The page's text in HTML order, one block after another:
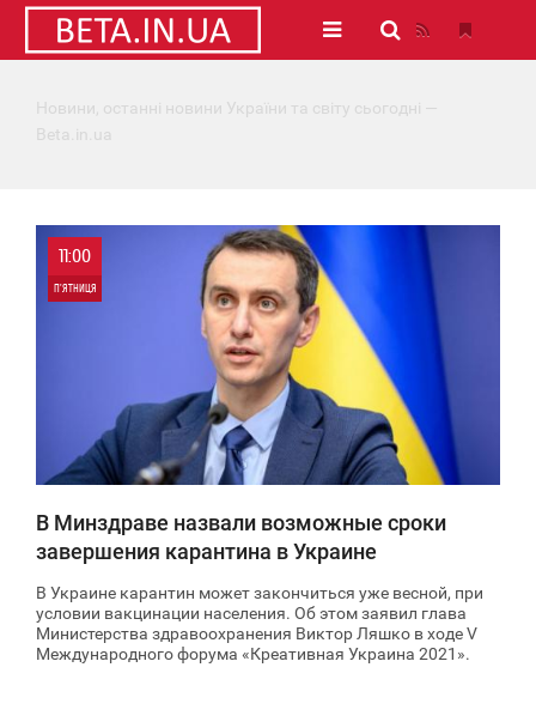
Новини, останні новини України та світу сьогодні —
Beta.in.ua
11:00
П'ЯТНИЦЯ
В Минздраве назвали возможные сроки
завершения карантина в Украине
В Украине карантин может закончиться уже весной, при
условии вакцинации населения. Об этом заявил глава
Министерства здравоохранения Виктор Ляшко в ходе V
Международного форума «Креативная Украина 2021».